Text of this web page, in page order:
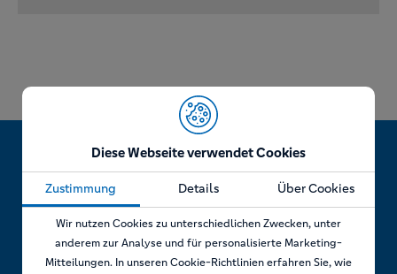
Diese Webseite verwendet Cookies
Zustimmung Details Über Cookies
Wir nutzen Cookies zu unterschiedlichen Zwecken, unter
anderem zur Analyse und für personalisierte Marketing-
Mitteilungen. In unseren Cookie-Richtlinien erfahren Sie, wie
Jetzt Termin vereinbaren!